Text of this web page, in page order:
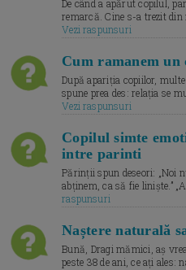
De când a apărut copilul,
remarcă. Cine s-a trezit
Vezi raspunsuri
Cum ramanem
După apariția copiilor,
spune prea des: relația se
Vezi raspunsuri
Copilul simte
intre parinti
Părinții spun deseori: „Noi
abținem, ca să fie liniște.”
raspunsuri
Naștere naturală
Bună, Dragi mămici, aș
peste 38 de ani, ce ați ales: